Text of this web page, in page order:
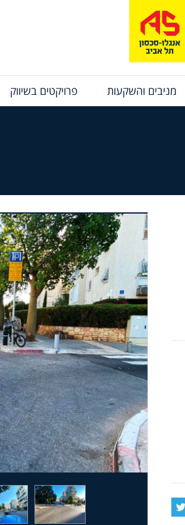
מניבים והשקעות פרויקטים בשיווק